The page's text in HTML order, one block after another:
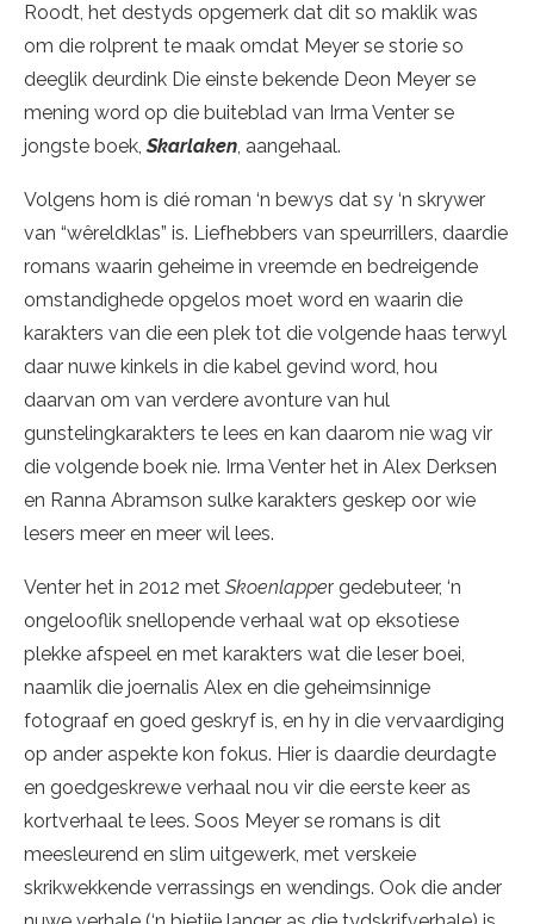
Roodt, het destyds opgemerk dat dit so maklik was
om die rolprent te maak omdat Meyer se storie so
deeglik deurdink Die einste bekende Deon Meyer se
mening word op die buiteblad van Irma Venter se
jongste boek,Skarlaken, aangehaal.
Volgens hom is dié roman ‘n bewys dat sy ‘n skrywer
van “wêreldklas” is. Liefhebbers van speurrillers, daardie
romans waarin geheime in vreemde en bedreigende
omstandighede opgelos moet word en waarin die
karakters van die een plek tot die volgende haas terwyl
daar nuwe kinkels in die kabel gevind word, hou
daarvan om van verdere avonture van hul
gunstelingkarakters te lees en kan daarom nie wag vir
die volgende boek nie. Irma Venter het in Alex Derksen
en Ranna Abramson sulke karakters geskep oor wie
lesers meer en meer wil lees.
Venter het in 2012 met Skoenlapper gedebuteer, ‘n
ongelooflik snellopende verhaal wat op eksotiese
plekke afspeel en met karakters wat die leser boei,
naamlik die joernalis Alex en die geheimsinnige
fotograaf en goed geskryf is, en hy in die vervaardiging
op ander aspekte kon fokus. Hier is daardie deurdagte
en goedgeskrewe verhaal nou vir die eerste keer as
kortverhaal te lees. Soos Meyer se romans is dit
meesleurend en slim uitgewerk, met verskeie
skrikwekkende verrassings en wendings. Ook die ander